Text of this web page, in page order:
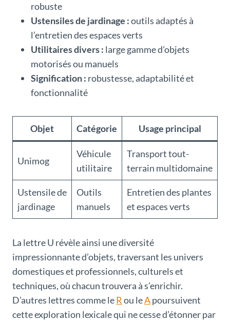
robuste
Ustensiles de jardinage :outils adaptés à
l’entretien des espaces verts
Utilitaires divers : large gamme d’objets
motorisés ou manuels
Signification : robustesse, adaptabilité et
fonctionnalité
Objet Catégorie Usage principal
Unimog
Véhicule
utilitaire
Transport tout-
terrain multidomaine
Ustensile de
jardinage
Outils
manuels
Entretien des plantes
et espaces verts
La lettre U révèle ainsi une diversité
impressionnante d’objets, traversant les univers
domestiques et professionnels, culturels et
techniques, où chacun trouvera à s’enrichir.
D’autres lettres comme leRou leApoursuivent
cette exploration lexicale qui ne cesse d’étonner par